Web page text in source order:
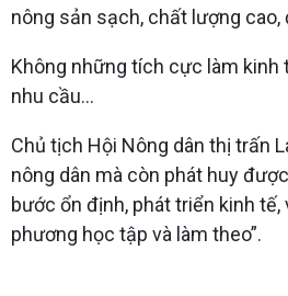
nông sản sạch, chất lượng cao,
Không những tích cực làm kinh
nhu cầu...
Chủ tịch Hội Nông dân thị trấn
nông dân mà còn phát huy
bước ổn định, phát triển kinh
phương học tập và làm theo”.